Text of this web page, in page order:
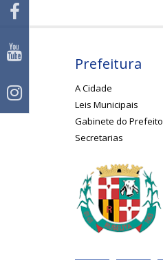
Prefeitura
A Cidade
Leis Municipais
Gabinete do Prefeito
Secretarias